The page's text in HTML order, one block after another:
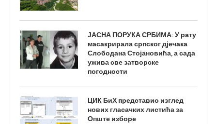
ЈАСНА ПОРУКА СРБИМА: У рату
масакрирала српског дјечака
Слободана Стојановића, а сада
ужива све затворске
погодности
ЦИК БиХ представио изглед
нових гласачких листића за
Опште изборе